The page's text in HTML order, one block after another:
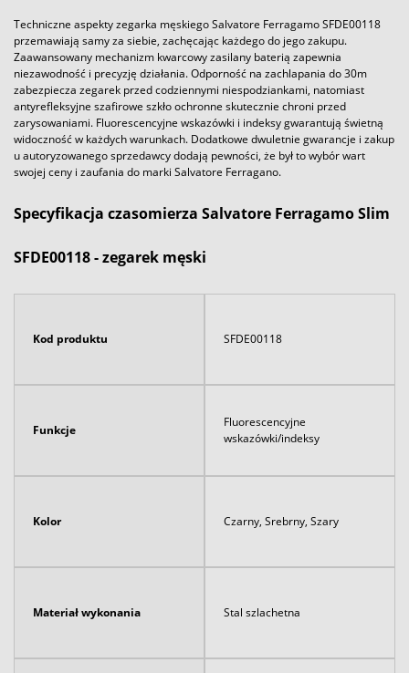
Techniczne aspekty zegarka męskiego Salvatore Ferragamo SFDE00118
przemawiają samy za siebie, zachęcając każdego do jego zakupu.
Zaawansowany mechanizm kwarcowy zasilany baterią zapewnia
niezawodność i precyzję działania. Odporność na zachlapania do 30m
zabezpiecza zegarek przed codziennymi niespodziankami, natomiast
antyrefleksyjne szafirowe szkło ochronne skutecznie chroni przed
zarysowaniami. Fluorescencyjne wskazówki i indeksy gwarantują świetną
widoczność w każdych warunkach. Dodatkowe dwuletnie gwarancje i zakup
u autoryzowanego sprzedawcy dodają pewności, że był to wybór wart
swojej ceny i zaufania do marki Salvatore Ferragano.
Specyfikacja czasomierza Salvatore Ferragamo Slim
SFDE00118 - zegarek męski
Kod produktu SFDE00118
Funkcje
Fluorescencyjne
wskazówki/indeksy
Kolor Czarny, Srebrny, Szary
Materiał wykonania Stal szlachetna